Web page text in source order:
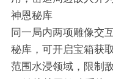
神恩秘库
同一局内两项雕像交
秘库，可开启宝箱获
范围水浸领域，限制